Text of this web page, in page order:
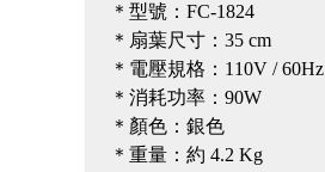
＊型號：FC-1824
＊扇葉尺寸：35 cm
＊電壓規格：110V / 60Hz
＊消耗功率：90W
＊顏色：銀色
＊重量：約 4.2 Kg